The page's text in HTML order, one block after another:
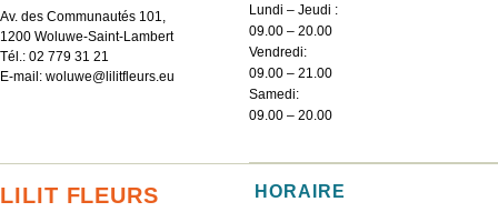
Av. des Communautés 101,
1200 Woluwe-Saint-Lambert
Tél.: 02 779 31 21
E-mail: woluwe@lilitfleurs.eu
Lundi – Jeudi :
09.00 – 20.00
Vendredi:
09.00 – 21.00
Samedi:
09.00 – 20.00
LILIT FLEURS HORAIRE